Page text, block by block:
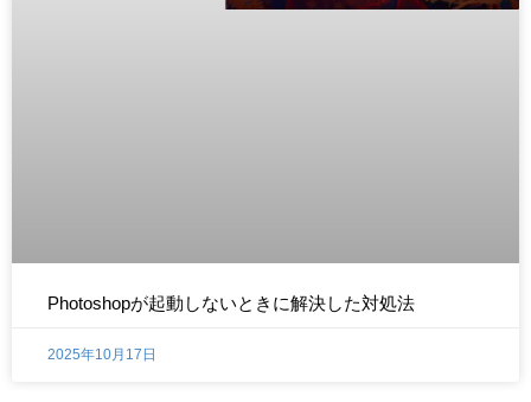
Photoshopが起動しないときに解決した対処法
2025年10月17日